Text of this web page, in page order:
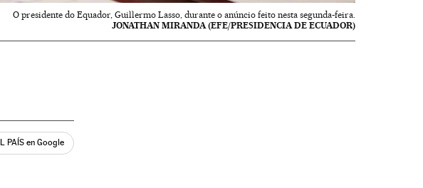
O presidente do Equador, Guillermo Lasso, durante o anúncio feito nesta segunda-feira.
JONATHAN MIRANDA (EFE/PRESIDENCIA DE ECUADOR)
PAÍS en Google